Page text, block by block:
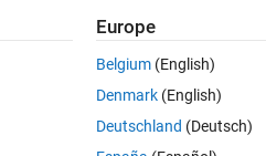
Europe
Belgium (English)
Denmark (English)
Deutschland (Deutsch)